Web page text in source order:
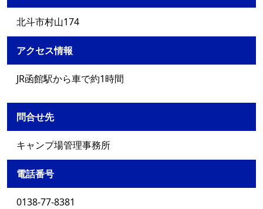
北斗市村山174
アクセス情報
JR函館駅から車で約1時間
問合せ先
キャンプ場管理事務所
電話番号
0138-77-8381